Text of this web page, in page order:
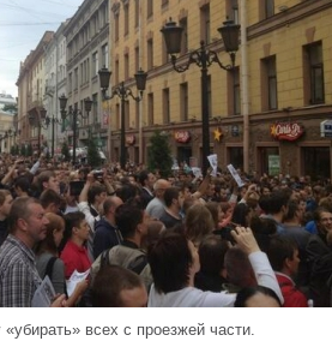
всех с проезжей части.